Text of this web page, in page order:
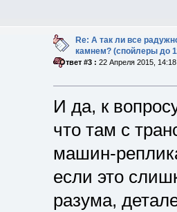
Re: А так ли все
камнем? (спойлеры до
«Ответ #3 : 22 Апреля 2015,
И да, к
что там с
машин-
если это
разума,